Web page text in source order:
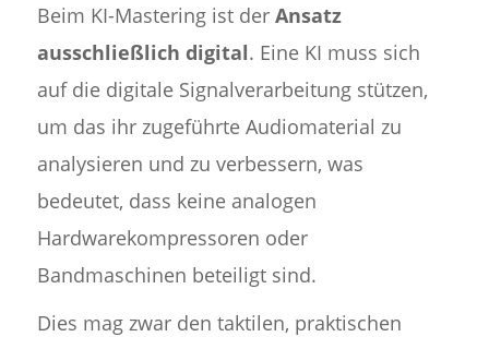
Beim KI-Mastering ist der Ansatz
ausschließlich digital. Eine KI muss sich
auf die digitale Signalverarbeitung stützen,
um das ihr zugeführte Audiomaterial zu
analysieren und zu verbessern, was
bedeutet, dass keine analogen
Hardwarekompressoren oder
Bandmaschinen beteiligt sind.
Dies mag zwar den taktilen, praktischen